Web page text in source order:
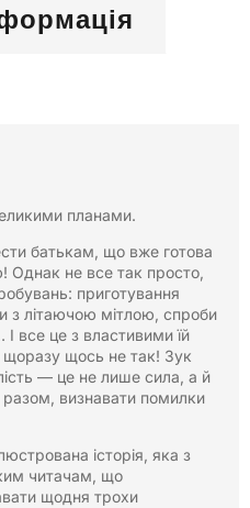
планами.
батькам, що вже готова
не все так просто,
приготування
з літаючою мітлою, спроби
все це з властивими їй
щоразу щось не так! Зук
— це не лише сила, а й
визнавати помилки
історія, яка з
читачам, що
щодня трохи